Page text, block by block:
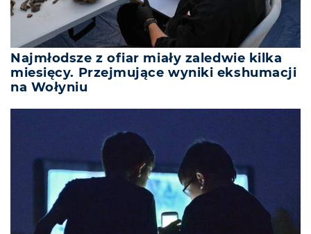
Najmłodsze z ofiar miały zaledwie kilka
miesięcy. Przejmujące wyniki ekshumacji
na Wołyniu